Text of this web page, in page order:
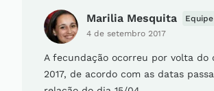
Marilia Mesquita
4 de setembro 2017
A fecundação ocorreu por volta do
2017, de acordo com as datas